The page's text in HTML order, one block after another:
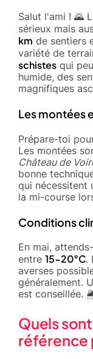
Salut l'ami ! 🌄
sérieux mais
km de sentiers
variété de
schistes qui
humide, des
magnifiques
Les montées
Prépare-toi
Les montées
Château de
bonne
qui nécessitent
la mi-course
Conditions
En mai,
entre 15-20°C.
averses
généralement.
est conseillée.
Quels
référence